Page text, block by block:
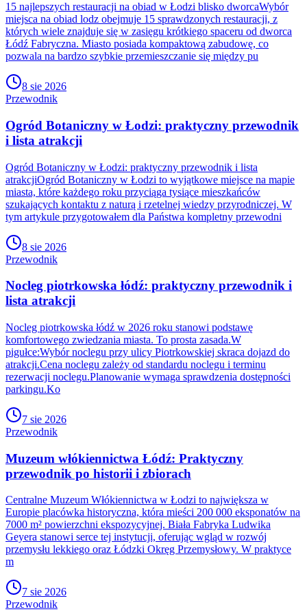
15 najlepszych restauracji na obiad w Łodzi blisko dworcaWybór
miejsca na obiad lodz obejmuje 15 sprawdzonych restauracji, z
których wiele znajduje się w zasięgu krótkiego spaceru od dworca
Łódź Fabryczna. Miasto posiada kompaktową zabudowę, co
pozwala na bardzo szybkie przemieszczanie się między pu
8 sie 2026
Przewodnik
Ogród Botaniczny w Łodzi: praktyczny przewodnik
i lista atrakcji
Ogród Botaniczny w Łodzi: praktyczny przewodnik i lista
atrakcjiOgród Botaniczny w Łodzi to wyjątkowe miejsce na mapie
miasta, które każdego roku przyciąga tysiące mieszkańców
szukających kontaktu z naturą i rzetelnej wiedzy przyrodniczej. W
tym artykule przygotowałem dla Państwa kompletny przewodni
8 sie 2026
Przewodnik
Nocleg piotrkowska łódź: praktyczny przewodnik i
lista atrakcji
Nocleg piotrkowska łódź w 2026 roku stanowi podstawę
komfortowego zwiedzania miasta. To prosta zasada.W
pigułce:Wybór noclegu przy ulicy Piotrkowskiej skraca dojazd do
atrakcji.Cena noclegu zależy od standardu noclegu i terminu
rezerwacji noclegu.Planowanie wymaga sprawdzenia dostępności
parkingu.Ko
7 sie 2026
Przewodnik
Muzeum włókiennictwa Łódź: Praktyczny
przewodnik po historii i zbiorach
Centralne Muzeum Włókiennictwa w Łodzi to największa w
Europie placówka historyczna, która mieści 200 000 eksponatów na
7000 m² powierzchni ekspozycyjnej. Biała Fabryka Ludwika
Geyera stanowi serce tej instytucji, oferując wgląd w rozwój
przemysłu lekkiego oraz Łódzki Okręg Przemysłowy. W praktyce
m
7 sie 2026
Przewodnik